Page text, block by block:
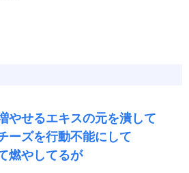
やせるエキスの元を潰して
ーズを行動不能にして
燃やしてるが